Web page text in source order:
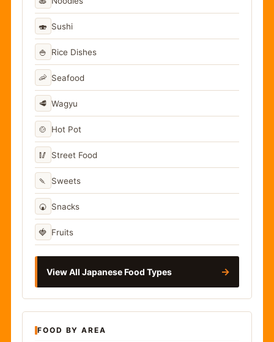
🍣 Sushi
🍚 Rice Dishes
🦐 Seafood
🥩 Wagyu
🍲 Hot Pot
🥢 Street Food
🍡 Sweets
🍘 Snacks
🍓 Fruits
View All Japanese Food Types →
FOOD BY AREA